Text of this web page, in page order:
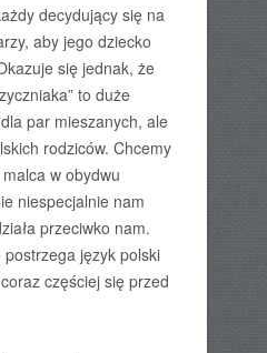
decydujący się na
aby jego dziecko
się jednak, że
to duże
par mieszanych, ale
rodziców. Chcemy
w obydwu
niespecjalnie nam
przeciwko nam.
język polski
coraz częściej się przed